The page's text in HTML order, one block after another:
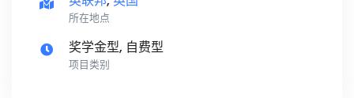
所在地点
奖学金型, 自费型
项目类别